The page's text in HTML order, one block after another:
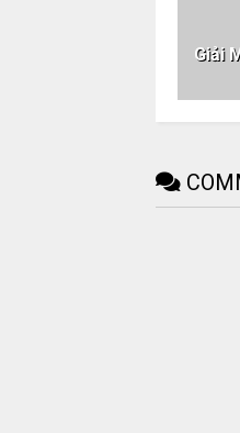
Giải